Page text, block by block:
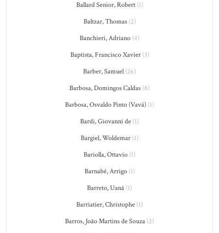
Ballard Senior, Robert(1)
Baltzar, Thomas(2)
Banchieri, Adriano (4)
Baptista, Francisco Xavier(3)
Barber, Samuel (26)
Barbosa, Domingos Caldas (8)
Barbosa, Osvaldo Pinto (Vavá) (1)
Bardi, Giovanni de (1)
Bargiel, Woldemar (1)
Bariolla, Ottavio (1)
Barnabé, Arrigo(1)
Barreto, Uaná (1)
Barriatier, Christophe (1)
Barros, João Martins de Souza (2)